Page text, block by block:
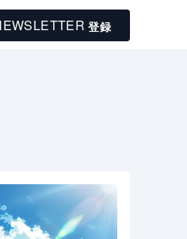
登録